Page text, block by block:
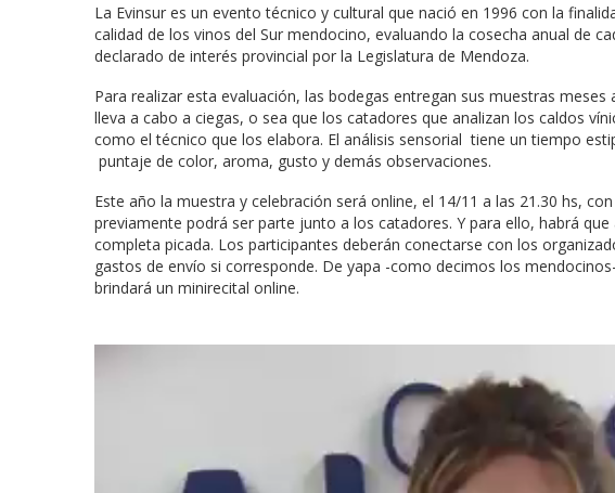
La Evinsur es un evento técnico y cultural que nació en 1996 con la
calidad de los vinos del Sur mendocino, evaluando la cosecha anual de
declarado de interés provincial por la Legislatura de Mendoza.
Para realizar esta evaluación, las bodegas entregan sus muestras
lleva a cabo a ciegas, o sea que los catadores que analizan los caldos
como el técnico que los elabora. El análisis sensorial tiene un tiempo
puntaje de color, aroma, gusto y demás observaciones.
Este año la muestra y celebración será online, el 14/11 a las 21.30 hs,
previamente podrá ser parte junto a los catadores. Y para ello, habrá
completa picada. Los participantes deberán conectarse con los
gastos de envío si corresponde. De yapa -como decimos los
brindará un minirecital online.